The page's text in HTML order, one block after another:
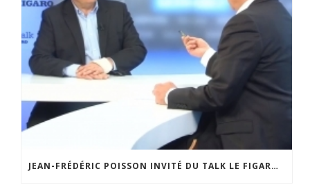
JEAN-FRÉDÉRIC POISSON INVITÉ DU TALK LE FIGARO – 26 MARS 2018